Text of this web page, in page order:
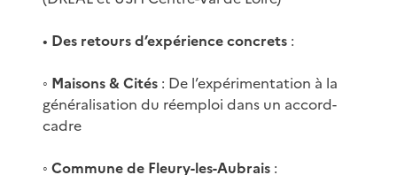
• Des retours d’expérience concrets :
◦ Maisons & Cités : De l’expérimentation à la
généralisation du réemploi dans un accord-
cadre
◦ Commune de Fleury-les-Aubrais :